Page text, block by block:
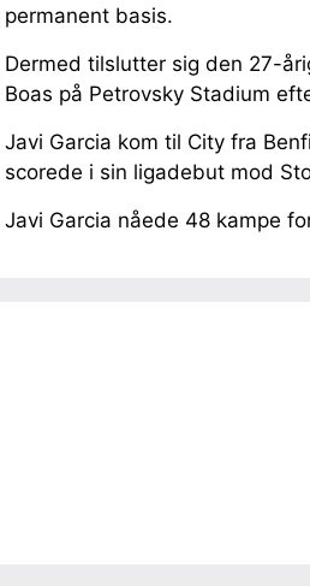
permanent basis.
Dermed tilslutter sig den 27-
Boas på Petrovsky Stadium
Javi Garcia kom til City fra
scorede i sin ligadebut mod
Javi Garcia nåede 48 kampe